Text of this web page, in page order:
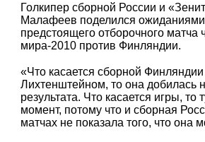
Голкипер сборной России и
Малафеев поделился
предстоящего отборочного матча
мира-2010 против Финляндии.
«Что касается сборной
Лихтенштейном, то она добилась
результата. Что касается игры, то
момент, потому что и сборная
матчах не показала того, что она